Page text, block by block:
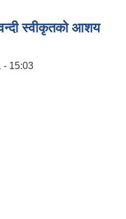
स्वीकृतको आशय
- 15:03